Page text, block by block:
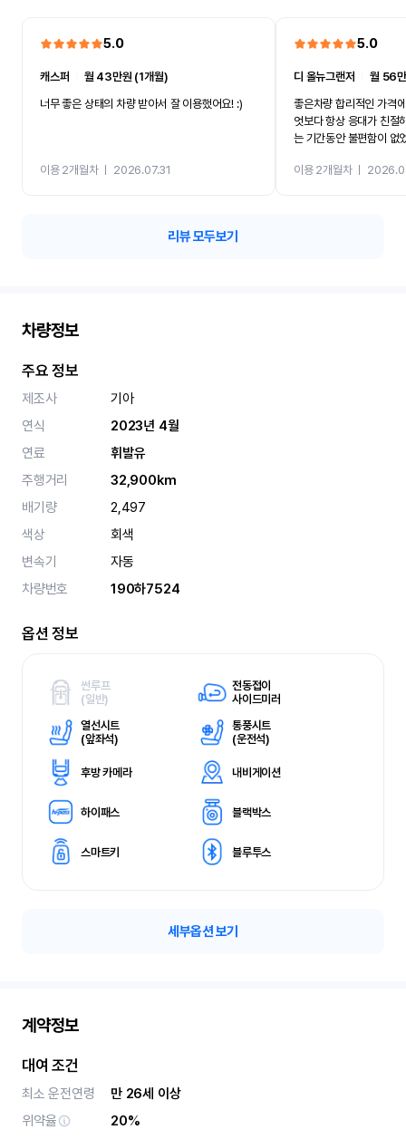
5.0
캐스퍼
월 43만원 (1개월)
너무 좋은 상태의 차량 받아서 잘 이용했어요! :)
이용 2개월차ㅣ 2026.07.31
5.0
디 올뉴그랜저 ㅣ월 56
좋은차량 합리적인 가격
엇보다 항상 응대가 친절
는 기간동안 불편함이 없
카 렌트 고민없이 강추합
이용 2개월차ㅣ
리뷰 모두보기
차량정보
주요 정보
제조사
기아
연식
2023년 4월
연료
휘발유
주행거리
32,900km
배기량
2,497
색상
회색
변속기
자동
차량번호
190하7524
옵션 정보
썬루프
(일반)
전동접이
사이드미러
열선시트
(앞좌석)
통풍시트
(운전석)
후방 카메라 내비게이션
하이패스 블랙박스
스마트키 블루투스
세부옵션 보기
계약정보
대여 조건
최소 운전연령
만 26세 이상
위약율
20%